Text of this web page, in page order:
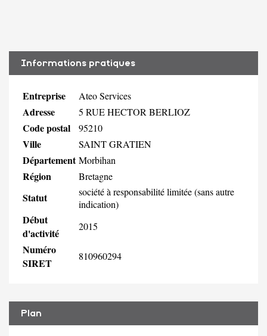
Informations pratiques
Entreprise Ateo Services
Adresse 5 RUE HECTOR BERLIOZ
Code postal 95210
Ville SAINT GRATIEN
Département Morbihan
Région Bretagne
Statut
société à responsabilité limitée (sans autre
indication)
Début
d'activité
2015
Numéro
SIRET
810960294
Plan